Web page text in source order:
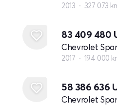
2013 327 073
83 409 480
Chevrolet
2017 194 000
58 386 636
Chevrolet